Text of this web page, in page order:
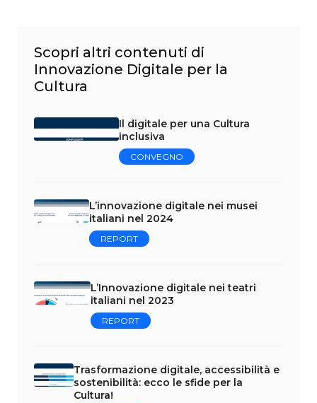
Scopri altri contenuti di
Innovazione Digitale per la
Cultura
Il digitale per una Cultura
inclusiva
CONVEGNO
L’innovazione digitale nei musei
italiani nel 2024
REPORT
L’Innovazione digitale nei teatri
italiani nel 2023
REPORT
Trasformazione digitale, accessibilità e
sostenibilità: ecco le sfide per la
Cultura!